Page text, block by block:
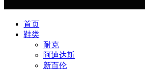
首页
鞋类
耐克
阿迪达斯
新百伦